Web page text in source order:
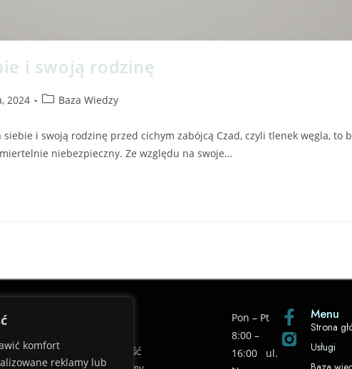
komfort
reklamy lub
i swoją rodzinę
2024 Baza Wiedzy
i swoją rodzinę przed cichym zabójcą Czad, czyli tlenek węgla, to
niebezpieczny. Ze względu na swoje…
które podnoszą jakość
Pon – Pt
8:00 –
16:00 ul.
Menu
Strona
Usługi